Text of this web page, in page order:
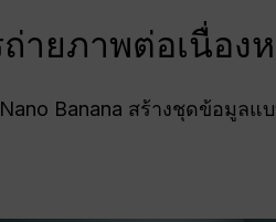
ถ่ายภาพต่อเนื่อ
Banana สร้างชุดข้อมูล